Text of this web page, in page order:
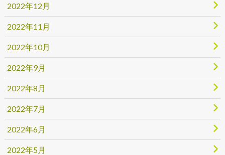
2022年12月
2022年11月
2022年10月
2022年9月
2022年8月
2022年7月
2022年6月
2022年5月